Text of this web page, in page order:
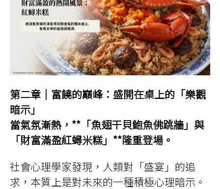
第二章｜富饒的巔峰：盛開在桌上的「樂觀
暗示」
當氣氛漸熱，**「魚翅干貝鮑魚佛跳牆」與
「財富滿盈紅蟳米糕」**隆重登場。
社會心理學家發現，人類對「盛宴」的追
求，本質上是對未來的一種積極心理暗示。